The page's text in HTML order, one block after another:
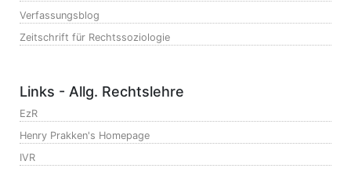
Verfassungsblog
Zeitschrift für Rechtssoziologie
Links - Allg. Rechtslehre
EzR
Henry Prakken's Homepage
IVR